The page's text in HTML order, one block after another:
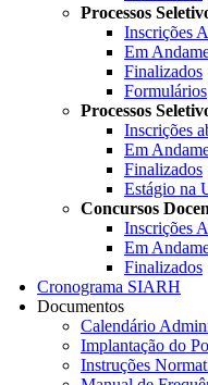
Processos
Inscrições
Em
Finalizados
Formulários
Processos
Inscrições
Em
Finalizados
Estágio na
Concursos
Inscrições
Em
Finalizados
Cronograma SIARH
Documentos
Calendário
Implantação do
Instruções